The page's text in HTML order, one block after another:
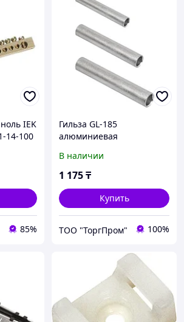
IEK
14-100
85%
Гильза GL-185
алюминиевая
В наличии
1 175₸
Купить
ТОО "ТоргПром" 100%